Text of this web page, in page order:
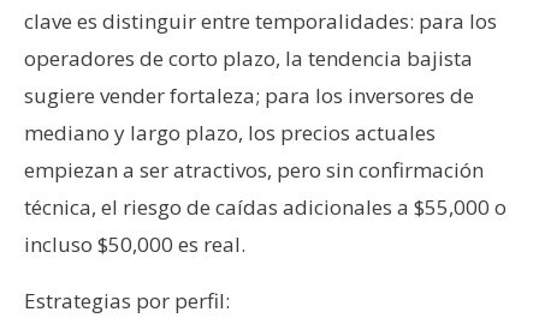
clave es distinguir entre temporalidades: para los
operadores de corto plazo, la tendencia bajista
sugiere vender fortaleza; para los inversores de
mediano y largo plazo, los precios actuales
empiezan a ser atractivos, pero sin confirmación
técnica, el riesgo de caídas adicionales a $55,000 o
incluso $50,000 es real.
Estrategias por perfil: